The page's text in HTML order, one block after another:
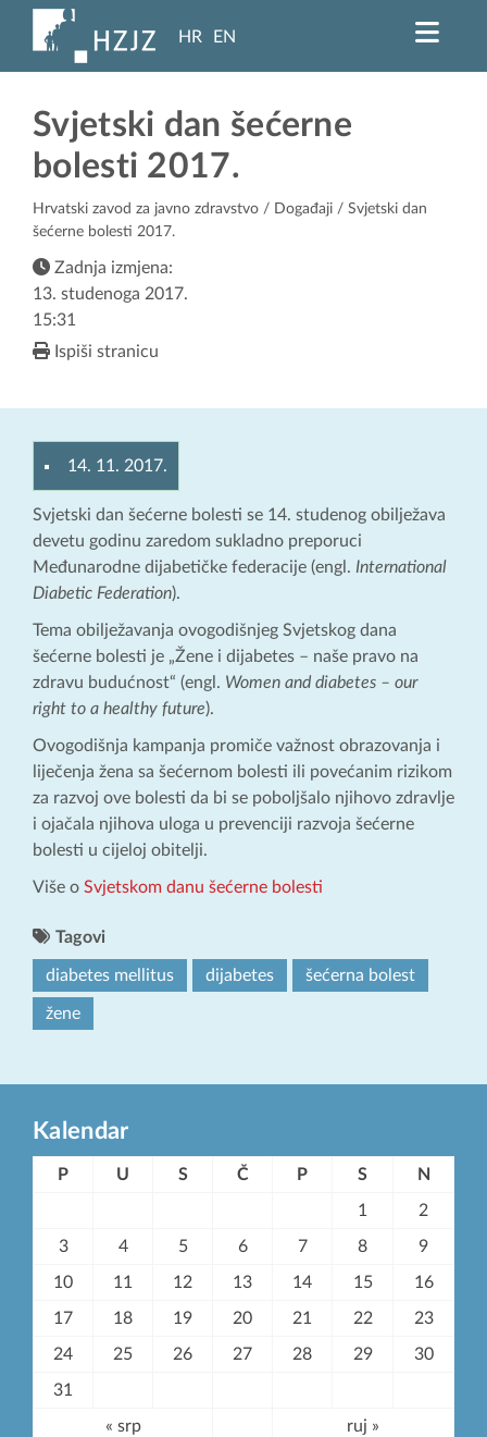
HR EN
Svjetski dan šećerne
bolesti 2017.
Hrvatski zavod za javno zdravstvo / Događaji / Svjetski dan
šećerne bolesti 2017.
Zadnja izmjena:
13. studenoga 2017.
15:31
Ispiši stranicu
14. 11. 2017.
Svjetski dan šećerne bolesti se 14. studenog obilježava
devetu godinu zaredom sukladno preporuci
Međunarodne dijabetičke federacije (engl. International
Diabetic Federation).
Tema obilježavanja ovogodišnjeg Svjetskog dana
šećerne bolesti je „Žene i dijabetes – naše pravo na
zdravu budućnost“ (engl. Women and diabetes – our
right to a healthy future).
Ovogodišnja kampanja promiče važnost obrazovanja i
liječenja žena sa šećernom bolesti ili povećanim rizikom
za razvoj ove bolesti da bi se poboljšalo njihovo zdravlje
i ojačala njihova uloga u prevenciji razvoja šećerne
bolesti u cijeloj obitelji.
Više o Svjetskom danu šećerne bolesti
Tagovi
diabetes mellitus dijabetes šećerna bolest
žene
Kalendar
P U S Č P S N
1 2
3 4 5 6 7 8 9
10 11 12 13 14 15 16
17 18 19 20 21 22 23
24 25 26 27 28 29 30
31
« srp ruj »